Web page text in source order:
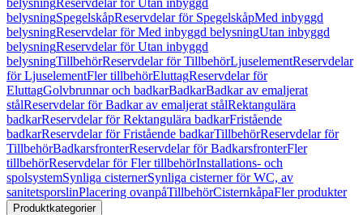
belysningReservdelar för Utan inbyggd
belysningSpegelskåpReservdelar för SpegelskåpMed inbyggd
belysningReservdelar för Med inbyggd belysningUtan inbyggd
belysningReservdelar för Utan inbyggd
belysningTillbehörReservdelar för TillbehörLjuselementReservdelar
för LjuselementFler tillbehörEluttagReservdelar för
EluttagGolvbrunnar och badkarBadkarBadkar av emaljerat
stålReservdelar för Badkar av emaljerat stålRektangulära
badkarReservdelar för Rektangulära badkarFristående
badkarReservdelar för Fristående badkarTillbehörReservdelar för
TillbehörBadkarsfronterReservdelar för BadkarsfronterFler
tillbehörReservdelar för Fler tillbehörInstallations- och
spolsystemSynliga cisternerSynliga cisterner för WC, av
sanitetsporslinPlacering ovanpåTillbehörCisternkåpaFler produkter
Produktkategorier